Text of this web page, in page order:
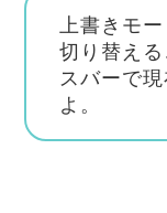
上書きモ
切り替える
スバーで
よ。